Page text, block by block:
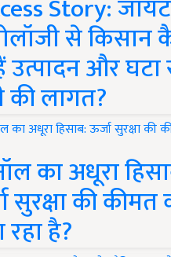
Story:
से किसान
उत्पादन और घटा
लागत?
का अधूरा
सुरक्षा की कीमत
है?